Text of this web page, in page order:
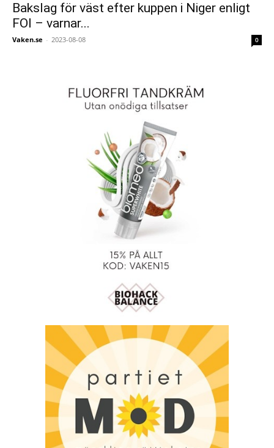
Bakslag för väst efter kuppen i Niger enligt
FOI – varnar...
Vaken.se - 2023-08-08 0